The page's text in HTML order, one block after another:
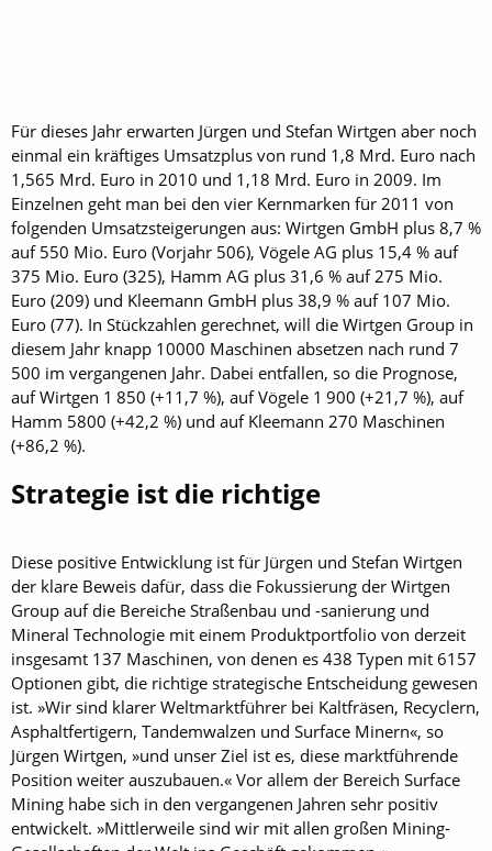
Für dieses Jahr erwarten Jürgen und Stefan Wirtgen aber noch
einmal ein kräftiges Umsatzplus von rund 1,8 Mrd. Euro nach
1,565 Mrd. Euro in 2010 und 1,18 Mrd. Euro in 2009. Im
Einzelnen geht man bei den vier Kernmarken für 2011 von
folgenden Umsatzsteigerungen aus: Wirtgen GmbH plus 8,7 %
auf 550 Mio. Euro (Vorjahr 506), Vögele AG plus 15,4 % auf
375 Mio. Euro (325), Hamm AG plus 31,6 % auf 275 Mio.
Euro (209) und Kleemann GmbH plus 38,9 % auf 107 Mio.
Euro (77). In Stückzahlen gerechnet, will die Wirtgen Group in
diesem Jahr knapp 10000 Maschinen absetzen nach rund 7
500 im vergangenen Jahr. Dabei entfallen, so die Prognose,
auf Wirtgen 1 850 (+11,7 %), auf Vögele 1 900 (+21,7 %), auf
Hamm 5800 (+42,2 %) und auf Kleemann 270 Maschinen
(+86,2 %).
Strategie ist die richtige
Diese positive Entwicklung ist für Jürgen und Stefan Wirtgen
der klare Beweis dafür, dass die Fokussierung der Wirtgen
Group auf die Bereiche Straßenbau und -sanierung und
Mineral Technologie mit einem Produktportfolio von derzeit
insgesamt 137 Maschinen, von denen es 438 Typen mit 6157
Optionen gibt, die richtige strategische Entscheidung gewesen
ist. »Wir sind klarer Weltmarktführer bei Kaltfräsen, Recyclern,
Asphaltfertigern, Tandemwalzen und Surface Minern«, so
Jürgen Wirtgen, »und unser Ziel ist es, diese marktführende
Position weiter auszubauen.« Vor allem der Bereich Sur­face
Mining habe sich in den vergangenen Jahren sehr positiv
entwickelt. »Mittlerweile sind wir mit allen großen Mining-